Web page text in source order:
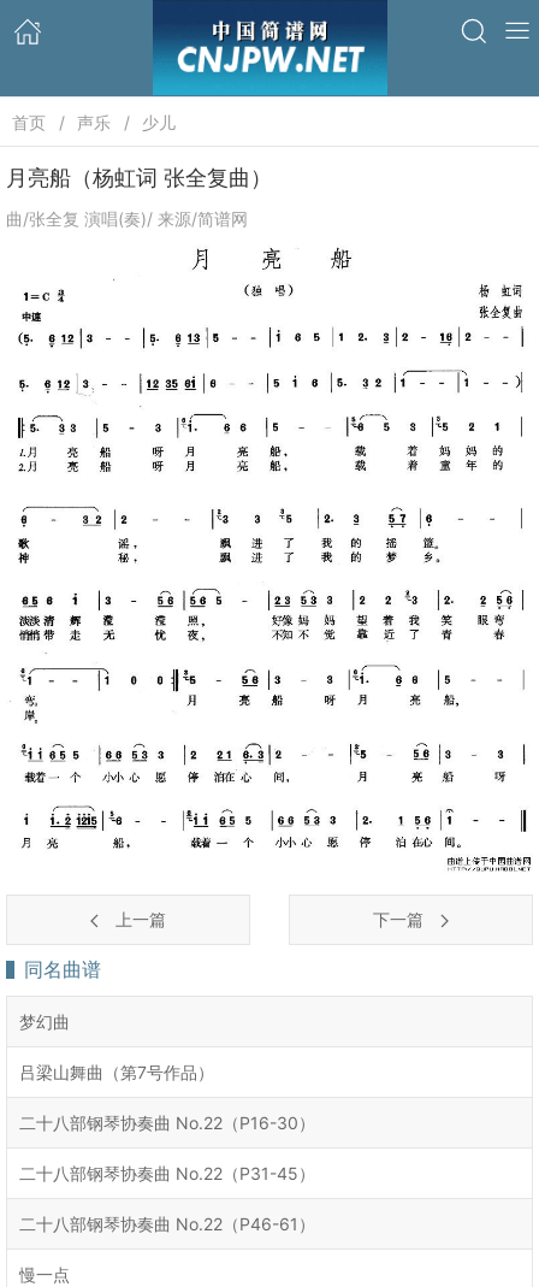
首页 声乐 少儿
月亮船（杨虹词 张全复曲）
曲/张全复 演唱(奏)/ 来源/简谱网
上一篇 下一篇
同名曲谱
梦幻曲
吕梁山舞曲（第7号作品）
二十八部钢琴协奏曲 No.22（P16-30）
二十八部钢琴协奏曲 No.22（P31-45）
二十八部钢琴协奏曲 No.22（P46-61）
慢一点